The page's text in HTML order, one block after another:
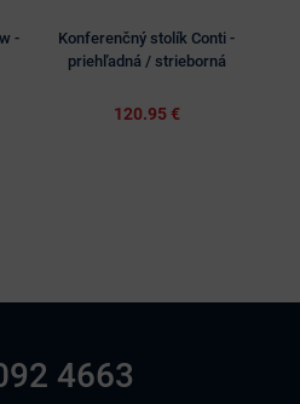
-
Konferenčný stolík Conti -
priehľadná / strieborná
120.95 €
4663